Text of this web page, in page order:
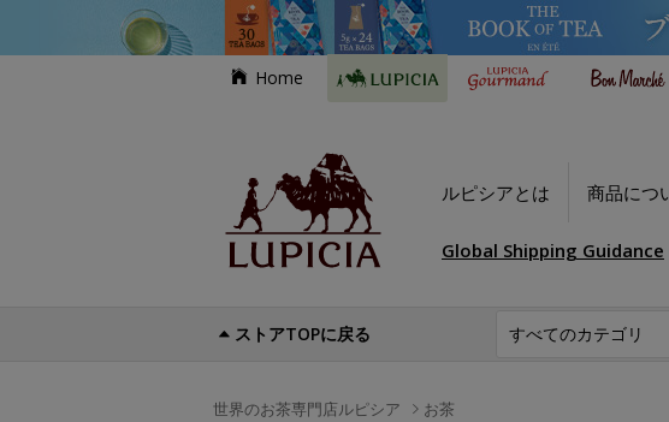
Home
ルピシアとは 商品につ
Global Shipping Guidance
ストアTOPに戻る
世界のお茶専門店ルピシア お茶